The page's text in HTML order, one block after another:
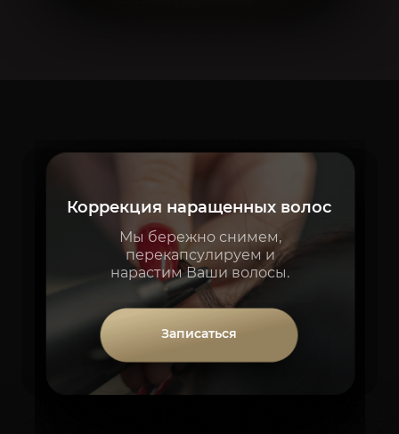
Коррекция наращенных волос
Мы бережно снимем,
перекапсулируем и
нарастим Ваши волосы.
Записаться